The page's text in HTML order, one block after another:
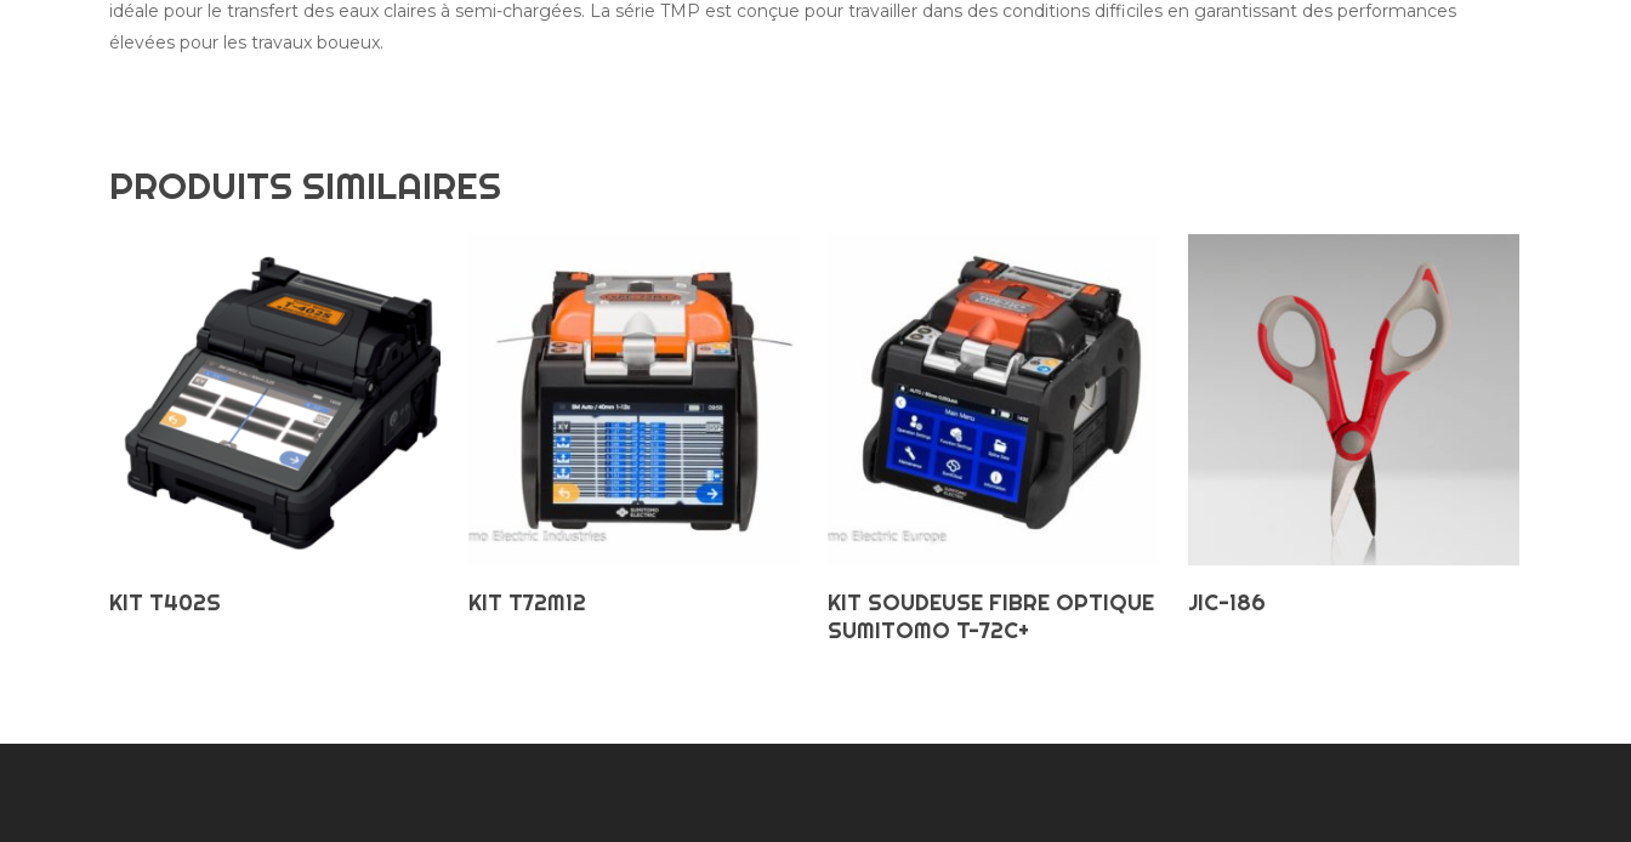
idéale pour le transfert des eaux claires à semi-chargées. La série TMP est conçue pour travailler dans des conditions difficiles en garantissant des performances
élevées pour les travaux boueux.
PRODUITS SIMILAIRES
KIT T402S KIT T72M12
KIT SOUDEUSE FIBRE OPTIQUE
SUMITOMO T-72C+
JIC-186